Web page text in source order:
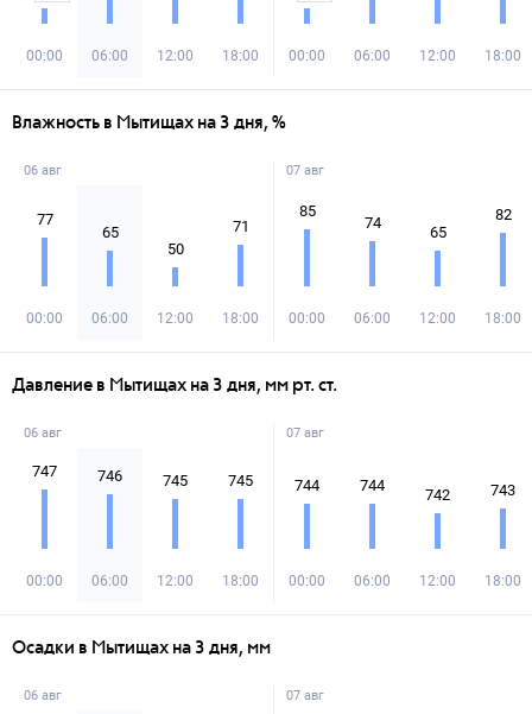
00:00 06:00 12:00 18:00 00:00 06:00 12:00 18:00
Влажность в Мытищах на 3 дня, %
06 авг
77
00:00
65
06:00
50
12:00
71
18:00
07 авг
85
00:00
74
06:00
65
12:00
82
18:00
Давление в Мытищах на 3 дня, мм рт. ст.
06 авг
747
00:00
746
06:00
745
12:00
745
18:00
07 авг
744
00:00
744
06:00
742
12:00
743
18:00
Осадки в Мытищах на 3 дня, мм
06 авг 07 авг